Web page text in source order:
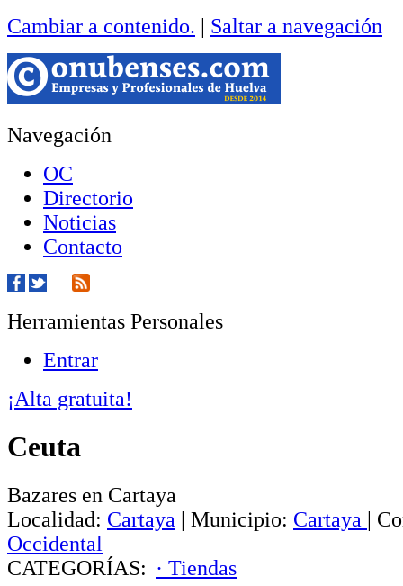
Cambiar a contenido. | Saltar a navegación
Navegación
OC
Directorio
Noticias
Contacto
Herramientas Personales
Entrar
¡Alta gratuita!
Ceuta
Bazares en Cartaya
Localidad: Cartaya | Municipio: Cartaya |
Occidental
CATEGORÍAS: · Tiendas